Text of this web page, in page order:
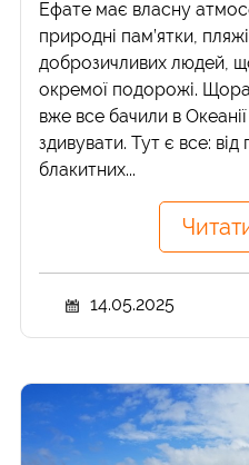
Ефате має власну
природні пам’ятки,
доброзичливих людей,
окремої подорожі.
вже все бачили в
здивувати. Тут є все:
блакитних...
14.05.2025